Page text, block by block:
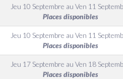
Jeu 10 Septembre au Ven 11
Places disponibles
Jeu 10 Septembre au Ven 11
Places disponibles
Jeu 17 Septembre au Ven 18
Places disponibles